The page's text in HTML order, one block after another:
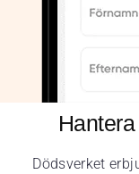
Dödsverket